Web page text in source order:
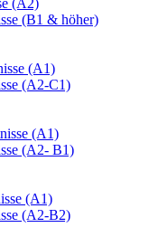
(A2)
(B1 & höher)
(A1)
(A2-C1)
(A1)
(A2- B1)
(A1)
(A2-B2)